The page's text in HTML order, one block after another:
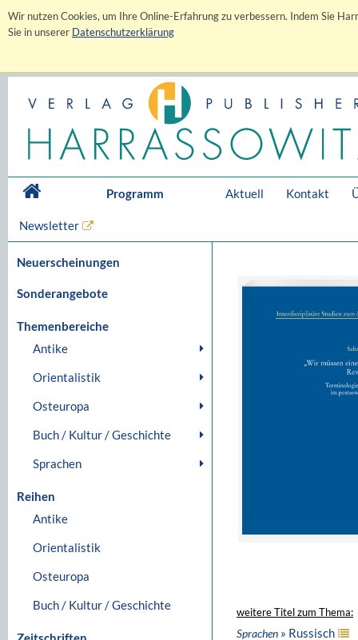
Wir nutzen Cookies, um Ihre Online-Erfahrung zu verbessern. Indem Sie
Sie in unserer Datenschutzerklärung
Programm Aktuell Kontakt
Newsletter
Neuerscheinungen
Sonderangebote
Themenbereiche
Antike
Orientalistik
Osteuropa
Buch / Kultur / Geschichte
Sprachen
Reihen
Antike
Orientalistik
Osteuropa
Buch / Kultur / Geschichte
weitere Titel zum Thema:
Sprachen » Russisch